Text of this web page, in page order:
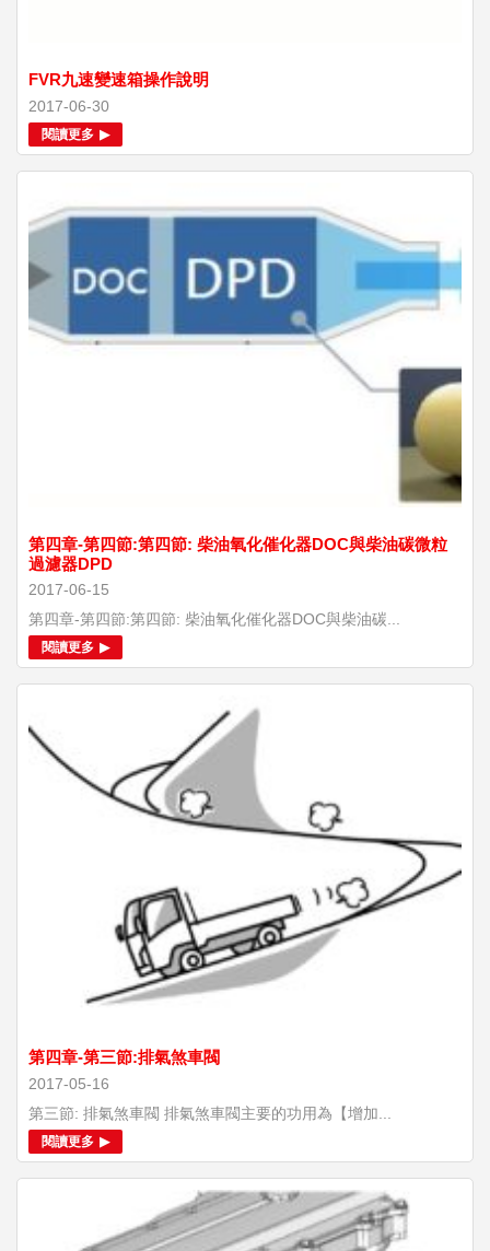
FVR九速變速箱操作說明
2017-06-30
閱讀更多
第四章-第四節:第四節: 柴油氧化催化器DOC與柴油碳微粒
過濾器DPD
2017-06-15
第四章-第四節:第四節: 柴油氧化催化器DOC與柴油碳...
閱讀更多
第四章-第三節:排氣煞車閥
2017-05-16
第三節: 排氣煞車閥 排氣煞車閥主要的功用為【增加...
閱讀更多